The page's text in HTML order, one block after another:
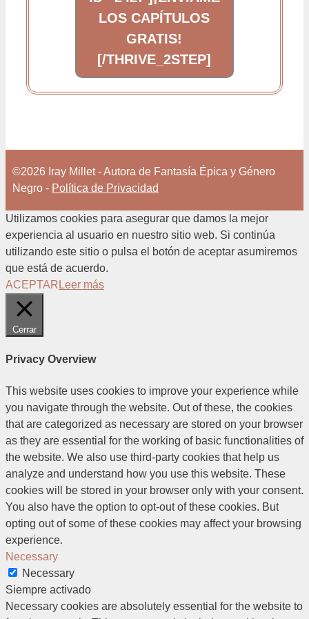
LOS CAPÍTULOS
GRATIS!
[/THRIVE_2STEP]
©2026 Iray Millet - Autora de Fantasía Épica y Género
Negro - Política de Privacidad
Utilizamos cookies para asegurar que damos la mejor
experiencia al usuario en nuestro sitio web. Si continúa
utilizando este sitio o pulsa el botón de aceptar asumiremos
que está de acuerdo.
ACEPTAR Leer más
Cerrar
Privacy Overview
This website uses cookies to improve your experience while
you navigate through the website. Out of these, the cookies
that are categorized as necessary are stored on your browser
as they are essential for the working of basic functionalities of
the website. We also use third-party cookies that help us
analyze and understand how you use this website. These
cookies will be stored in your browser only with your consent.
You also have the option to opt-out of these cookies. But
opting out of some of these cookies may affect your browsing
experience.
Necessary
Necessary
Siempre activado
Necessary cookies are absolutely essential for the website to